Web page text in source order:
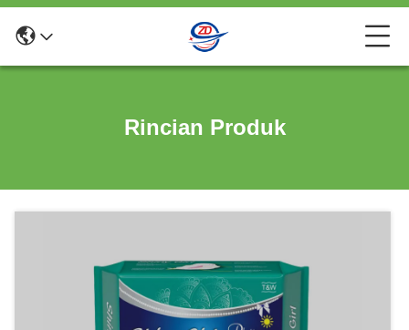
Rincian Produk